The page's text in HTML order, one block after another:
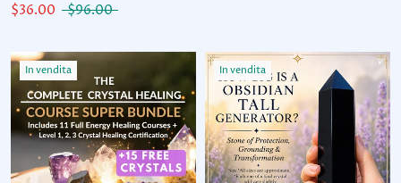
$36.00
$96.00
In vendita In vendita